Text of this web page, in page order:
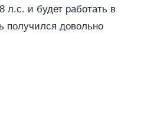
и будет работать в
получился довольно